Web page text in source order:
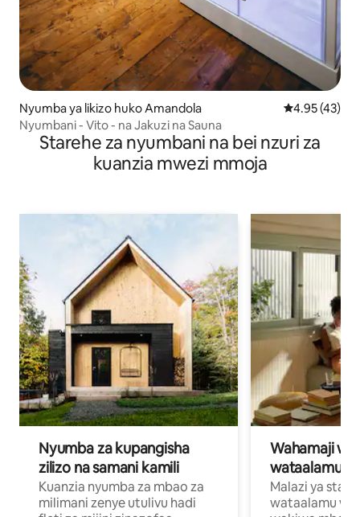
Nyumba ya likizo huko Amandola Ukadiriaji wa
4.95 (43)
Nyumbani - Vito - na Jakuzi na Sauna
Starehe za nyumbani na bei nzuri za
kuanzia mwezi mmoja
Nyumba za kupangisha
zilizo na samani kamili
Kuanzia nyumba za mbao za
milimani zenye utulivu hadi
Wahamaji
wataalamu
Malazi ya
wataalamu